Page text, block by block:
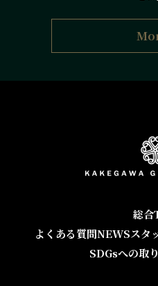
総合
よくある質問NEWSスタ
SDGsへの取